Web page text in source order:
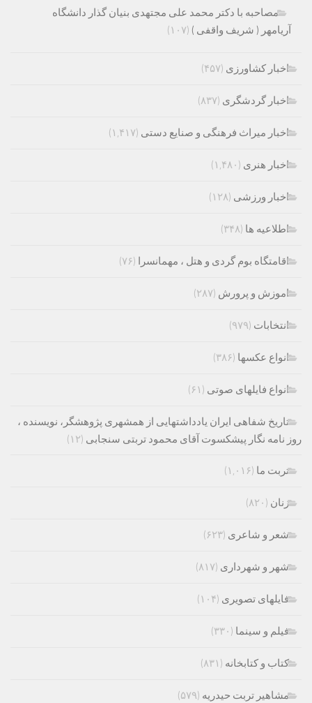
مصاحبه با دکتر محمد علی مجتهدی بنیان گذار دانشگاه
آریامهر ( شریف واقفی ) (۱۰۷)
اخبار کشاورزی (۴۵۷)
اخبار گردشگری (۸۳۷)
اخبار میراث فرهنگی و صنایع دستی (۱,۴۱۷)
اخبار هنری (۱,۴۸۰)
اخبار ورزشی (۱۲۸)
اطلاعیه ها (۳۴۸)
اقامتگاه بوم گردی و هتل ، مهمانسرا (۷۶)
اموزش و پرورش (۲۸۷)
انتخابات (۹۷۹)
انواع عکسها (۳۸۶)
انواع فایلهای صوتی (۶۱)
تاریخ شفاهی ایران یادداشتهایی از همشهری پژوهشگر، نویسنده ،
روز نامه نگار پیشکسوت آقای محمود تربتی سنجابی (۱۲)
تربت ما (۱,۰۱۶)
زنان (۸۲۰)
شعر و شاعری (۶۲۳)
شهر و شهرداری (۸۱۷)
فایلهای تصویری (۱۰۴)
فیلم و سینما (۳۳۰)
کتاب و کتابخانه (۸۳۱)
مشاهیر تربت حیدریه (۵۷۹)